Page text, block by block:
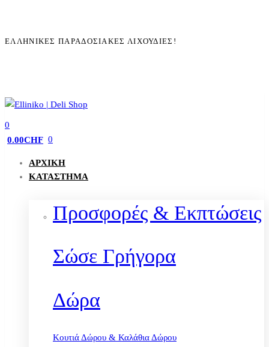
ΕΛΛΗΝΙΚΈΣ ΠΑΡΑΔΟΣΙΑΚΈΣ ΛΙΧΟΥΔΙΈΣ!
0
0.00CHF 0
ΑΡΧΙΚΉ
ΚΑΤΆΣΤΗΜΑ
Προσφορές & Εκπτώσεις
Σώσε Γρήγορα
Δώρα
Κουτιά Δώρου & Καλάθια Δώρου